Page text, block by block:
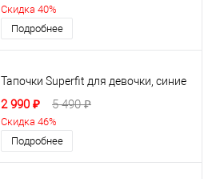
Скидка 40%
Подробнее
Тапочки Superfit для девочки, синие
2 990 ₽ 5 490 ₽
Скидка 46%
Подробнее